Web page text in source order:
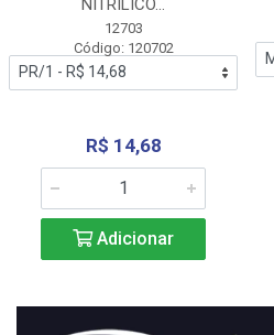
NITRÍLICO...
12703
Código: 120702
R$ 14,68
Adicionar